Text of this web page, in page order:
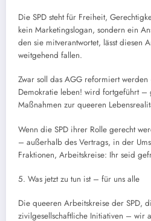
Die SPD steht für Freiheit,
kein Marketingslogan, sondern ein
den sie mitverantwortet, lässt diesen
weitgehend fallen.
Zwar soll das AGG reformiert
Demokratie leben! wird fortgeführt –
Maßnahmen zur queeren
Wenn die SPD ihrer Rolle gerecht
– außerhalb des Vertrags, in der
Fraktionen, Arbeitskreise: Ihr seid
5. Was jetzt zu tun ist – für uns alle
Die queeren Arbeitskreise der SPD,
zivilgesellschaftliche Initiativen – wir